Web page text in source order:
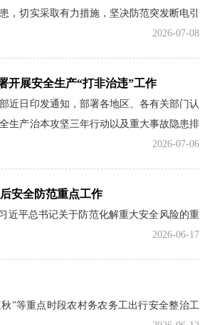
切实采取有力措施，坚决防范突发断电引
2026-07-08
开展安全生产“打非治违”工作
近日印发通知，部署各地区、各有关部门认
生产治本攻坚三年行动以及重大事故隐患排
2026-07-06
安全防范重点工作
近平总书记关于防范化解重大安全风险的重
2026-06-17
”等重点时段农村务农务工出行安全整治工